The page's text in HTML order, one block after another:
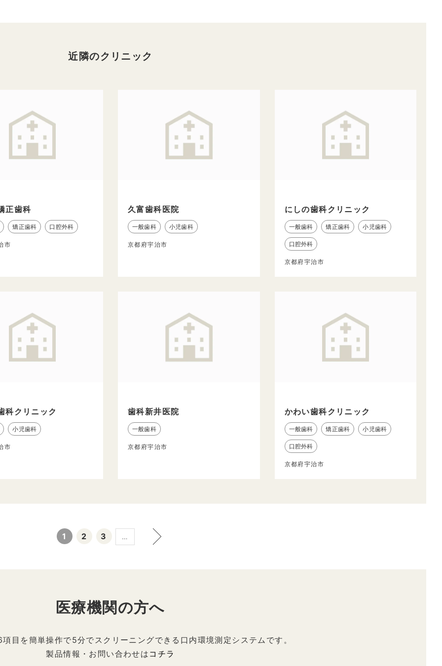
近隣のクリニック
正歯科
矯正歯科 口腔外科
市
久富歯科医院
一般歯科 小児歯科
京都府宇治市
にしの歯科クリニック
一般歯科 矯正歯科 小児歯科
口腔外科
京都府宇治市
科クリニック
小児歯科
市
歯科新井医院
一般歯科
京都府宇治市
かわい歯科クリニック
一般歯科 矯正歯科 小児歯科
口腔外科
京都府宇治市
1 2 3 …
医療機関の方へ
目を簡単操作で5分でスクリーニングできる口内環境測定システムです。
製品情報・お問い合わせは コチラ